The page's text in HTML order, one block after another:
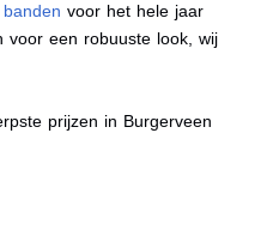
voor het hele jaar
voor een robuuste look, wij
prijzen in Burgerveen